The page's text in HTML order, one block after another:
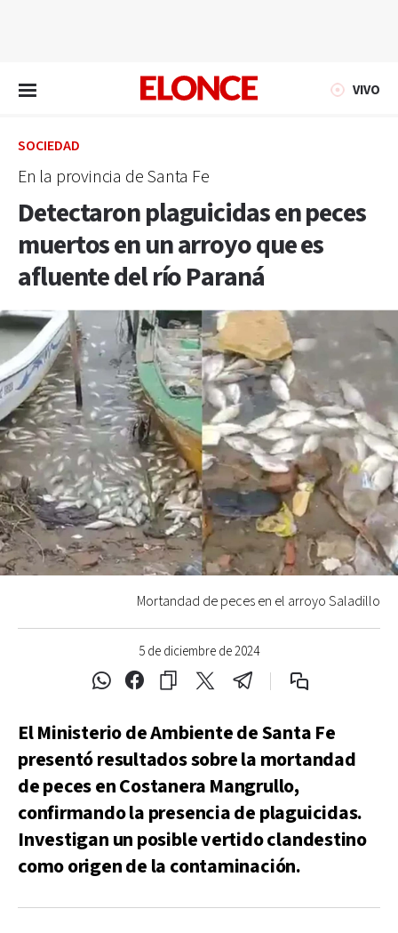
VIVO
SOCIEDAD
En la provincia de Santa Fe
Detectaron plaguicidas en peces
muertos en un arroyo que es
afluente del río Paraná
5 de diciembre de 2024
Mortandad de peces en el arroyo Saladillo
El Ministerio de Ambiente de Santa Fe
presentó resultados sobre la mortandad
de peces en Costanera Mangrullo,
confirmando la presencia de plaguicidas.
Investigan un posible vertido clandestino
como origen de la contaminación.